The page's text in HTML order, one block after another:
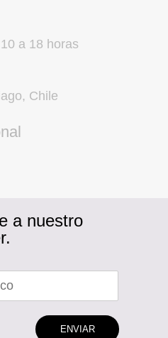
a 18 horas
Chile
a nuestro
ENVIAR